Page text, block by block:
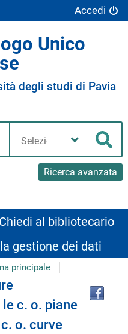
Accedi
Unico
degli studi di Pavia
Ricerca avanzata
biblioteca
Chiedi al bibliotecario
gestione dei dati
principale
c. o. piane
o. curve